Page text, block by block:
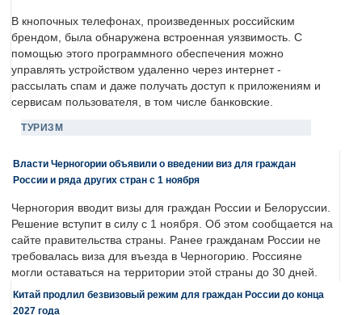
В кнопочных телефонах, произведенных российским
брендом, была обнаружена встроенная уязвимость. С
помощью этого программного обеспечения можно
управлять устройством удаленно через интернет -
рассылать спам и даже получать доступ к приложениям и
сервисам пользователя, в том числе банковские.
ТУРИЗМ
Власти Черногории объявили о введении виз для граждан
России и ряда других стран с 1 ноября
Черногория вводит визы для граждан России и Белоруссии.
Решение вступит в силу с 1 ноября. Об этом сообщается на
сайте правительства страны. Ранее гражданам России не
требовалась виза для въезда в Черногорию. Россияне
могли оставаться на территории этой страны до 30 дней.
Китай продлил безвизовый режим для граждан России до конца
2027 года